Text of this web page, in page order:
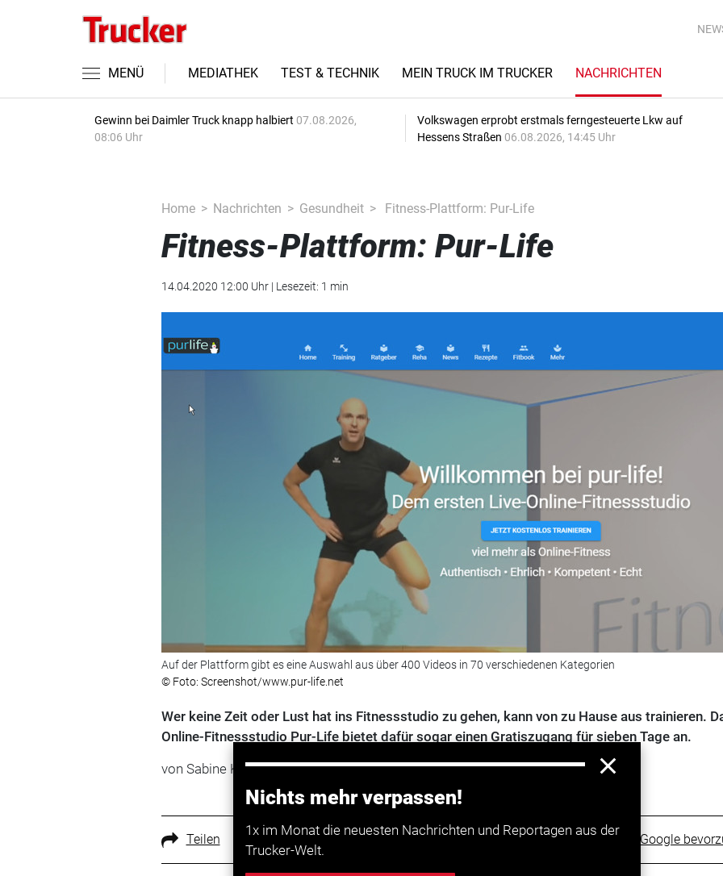
MENÜ MEDIATHEK TEST & TECHNIK MEIN TRUCK IM TRUCKER NACHRICHTEN
Gewinn bei Daimler Truck knapp halbiert 07.08.2026,
08:06 Uhr
Volkswagen erprobt erstmals ferngesteuerte Lkw auf
Hessens Straßen 06.08.2026, 14:45 Uhr
Home Nachrichten Gesundheit Fitness-Plattform: Pur-Life
Fitness-Plattform: Pur-Life
14.04.2020 12:00 Uhr | Lesezeit: 1 min
Auf der Plattform gibt es eine Auswahl aus über 400 Videos in 70 verschiedenen Kategorien
© Foto: Screenshot/www.pur-life.net
Wer keine Zeit oder Lust hat ins Fitnessstudio zu gehen, kann von zu Hause aus trainieren.
Online-Fitnessstudio Pur-Life bietet dafür sogar einen Gratiszugang für sieben Tage an.
von Sabine Köstler
Teilen Trucker bei Google
Nichts mehr verpassen!
1x im Monat die neuesten Nachrichten und Reportagen aus der
Trucker-Welt.